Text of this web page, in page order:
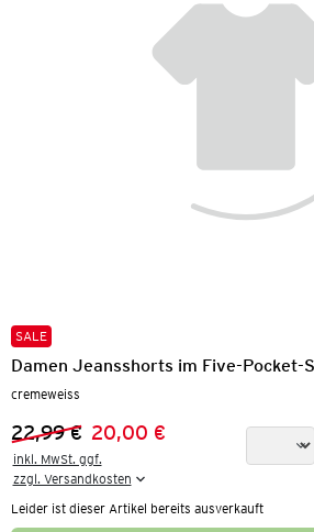
SALE
Damen Jeansshorts im Five-Pocket-
cremeweiss
Vorheriger Preis:
22,99 €
Neuer Preis:20,00 €
inkl. MwSt. ggf.
zzgl. Versandkosten
Leider ist dieser Artikel bereits ausverkauft